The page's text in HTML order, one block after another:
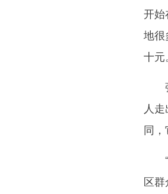
开始
地很
十元。
张
人
同，
“
区